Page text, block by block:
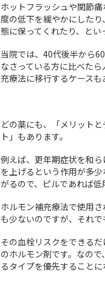
ホットフラッシュや関節
度の低下を緩やかにした
態に保ってくれたり、とい
当院では、40代後半から
なさっている方に比べた
充療法に移行するケースも
どの薬にも、「メリット
ト」もあります。
例えば、更年期症状を和
を上げるという作用が多
がるので、ピルであれば低
ホルモン補充療法で使用
も少ないのですが、それ
その血栓リスクをできる
のホルモン剤です。なの
るタイプを優先することに